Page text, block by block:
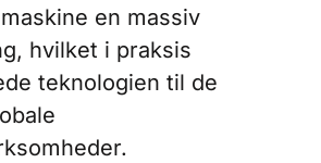
en massiv
hvilket i praksis
teknologien til de